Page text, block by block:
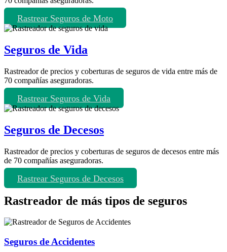
Rastrear Seguros de Moto
Seguros de Vida
Rastreador de precios y coberturas de seguros de vida entre más de
70 compañías aseguradoras.
Rastrear Seguros de Vida
Seguros de Decesos
Rastreador de precios y coberturas de seguros de decesos entre más
de 70 compañías aseguradoras.
Rastrear Seguros de Decesos
Rastreador de más tipos de seguros
Seguros de Accidentes